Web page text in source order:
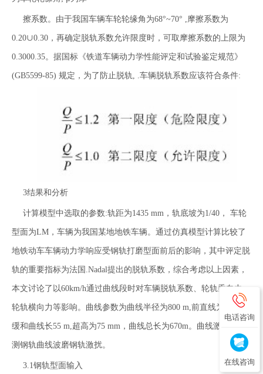
擦系数。由于我国车辆车轮轮缘角为68°~70° ,摩擦系数为
0.20∪0.30，再确定脱轨系数允许限度时，可取摩擦系数的上限为
0.3000.35。据国标《铁道车辆动力学性能评定和试验鉴定规范》
(GB5599-85) 规定，为了防止脱轨, .车辆脱轨系数应该符合条件:
3结果和分析
计算模型中选取的参数:轨距为1435 mm，轨底坡为1/40， 车轮
型面为LM，车辆为我国某地地铁车辆。通过仿真模型计算比较了
地铁动车车辆动力学响应受钢轨打磨型面前后的影响，其中评定脱
轨的重要指标为法国.Nadal提出的脱轨系数，综合考虑以上因素，
本文讨论了以60km/h通过曲线段时对车辆脱轨系数、轮轨垂向力、
轮轨横向力等影响。曲线参数为曲线半径为800 m,前直线为150 m,
缓和曲线长55 m,超高为75 mm，曲线总长为670m。曲线激扰为实
测钢轨曲线波磨钢轨激扰。
3.1钢轨型面输入
电话咨询
在线咨询